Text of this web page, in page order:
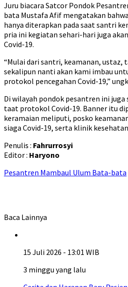
Juru biacara Satcor Pondok
bata Mustafa Afif mengatakan
hanya diterapkan pada saat santri
pria ini kegiatan sehari-hari juga
Covid-19.
“Mulai dari santri, keamanan, ustaz,
sekalipun nanti akan kami imbau
protokol pencegahan Covid-19,”
Di wilayah pondok pesantren ini
taat protokol Covid-19. Banner itu
keramaian meliputi, posko
siaga Covid-19, serta klinik
Penulis : Fahrurrosyi
Editor : Haryono
Pesantren Mambaul Ulum Bata-bata
Baca Lainnya
15 Juli 2026 - 13:01 WIB
3 minggu yang lalu